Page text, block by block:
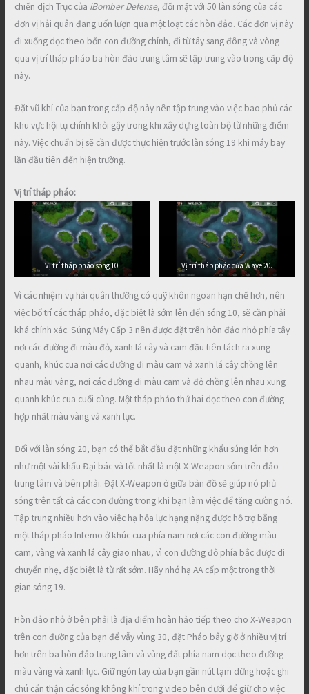
chiến dịch Trục của iBomber Defense, đối mặt với 50 làn sóng của các
đơn vị hải quân đang uốn lượn qua một loạt các hòn đảo. Các đơn vị này
đi xuống dọc theo bốn con đường chính, đi từ tây sang đông và vòng
qua vị trí tháp pháo ba hòn đảo trung tâm sẽ tập trung vào trong cấp độ
này.
Đặt vũ khí của bạn trong cấp độ này nên tập trung vào việc bao phủ các
khu vực hội tụ chính khỏi gậy trong khi xây dựng toàn bộ từ những điểm
này. Việc chuẩn bị sẽ cần được thực hiện trước làn sóng 19 khi máy bay
lần đầu tiên đến hiện trường.
Vị trí tháp pháo:
Vị trí tháp pháo sóng 10. Vị trí tháp pháo của Wave 20.
Vì các nhiệm vụ hải quân thường có quỹ khôn ngoan hạn chế hơn, nên
việc bố trí các tháp pháo, đặc biệt là sớm lên đến sóng 10, sẽ cần phải
khá chính xác. Súng Máy Cấp 3 nên được đặt trên hòn đảo nhỏ phía tây
nơi các đường đi màu đỏ, xanh lá cây và cam đầu tiên tách ra xung
quanh, khúc cua nơi các đường đi màu cam và xanh lá cây chồng lên
nhau màu vàng, nơi các đường đi màu cam và đỏ chồng lên nhau xung
quanh khúc cua cuối cùng. Một tháp pháo thứ hai dọc theo con đường
hợp nhất màu vàng và xanh lục.
Đối với làn sóng 20, bạn có thể bắt đầu đặt những khẩu súng lớn hơn
như một vài khẩu Đại bác và tốt nhất là một X-Weapon sớm trên đảo
trung tâm và bên phải. Đặt X-Weapon ở giữa bản đồ sẽ giúp nó phủ
sóng trên tất cả các con đường trong khi bạn làm việc để tăng cường nó.
Tập trung nhiều hơn vào việc hạ hỏa lực hạng nặng được hỗ trợ bằng
một tháp pháo Inferno ở khúc cua phía nam nơi các con đường màu
cam, vàng và xanh lá cây giao nhau, vì con đường đỏ phía bắc được di
chuyển nhẹ, đặc biệt là từ rất sớm. Hãy nhớ hạ AA cấp một trong thời
gian sóng 19.
Hòn đảo nhỏ ở bên phải là địa điểm hoàn hảo tiếp theo cho X-Weapon
trên con đường của bạn để vẫy vùng 30, đặt Pháo bây giờ ở nhiều vị trí
hơn trên ba hòn đảo trung tâm và vùng đất phía nam dọc theo đường
màu vàng và xanh lục. Giữ ngón tay của bạn gần nút tạm dừng hoặc ghi
chú cẩn thận các sóng không khí trong video bên dưới để giữ cho việc